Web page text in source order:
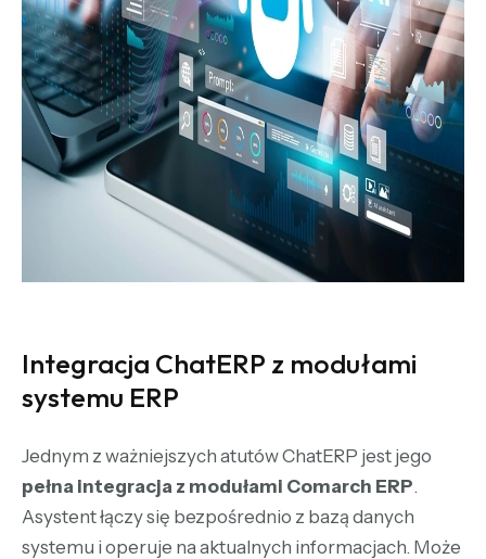
Integracja ChatERP z modułami
systemu ERP
Jednym z ważniejszych atutów ChatERP jest jego
pełna integracja z modułami Comarch ERP.
Asystent łączy się bezpośrednio z bazą danych
systemu i operuje na aktualnych informacjach. Może